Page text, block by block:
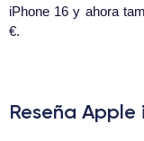
iPhone 16 y ahora
€.
Reseña Apple